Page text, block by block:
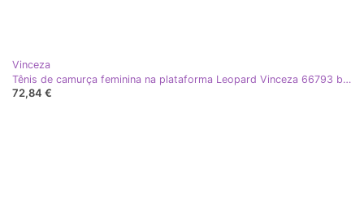
Vinceza
Tênis de camurça feminina na plataforma Leopard Vinceza 66793 bege
72,84 €